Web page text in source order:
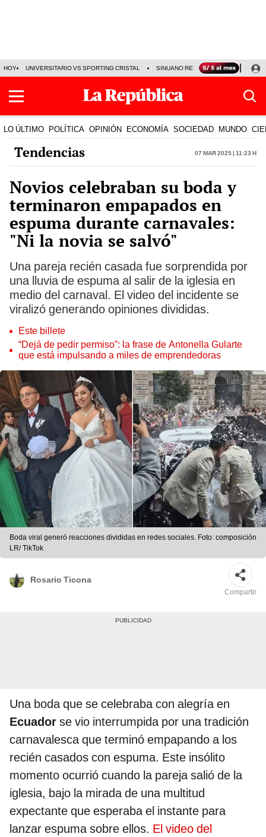
HOY UNIVERSITARIO VS SPORTING CRISTAL SINUANO RESULTADOS HOY
LO ÚLTIMO POLÍTICA OPINIÓN ECONOMÍA SOCIEDAD MUNDO
Tendencias 07 Mar 2025 | 11:23 h
Novios celebraban su boda y
terminaron empapados en
espuma durante carnavales:
"Ni la novia se salvó"
Una pareja recién casada fue sorprendida por
una lluvia de espuma al salir de la iglesia en
medio del carnaval. El video del incidente se
viralizó generando opiniones divididas.
Este billete
“Dejá de pedir permiso”: la frase de Antonella Gularte
que está impulsando a miles de emprendedoras
Boda viral generó reacciones divididas en redes sociales. Foto: composición
LR/ TikTok
Rosario Ticona
Compartir
Una boda que se celebraba con alegría en
Ecuador se vio interrumpida por una tradición
carnavalesca que terminó empapando a los
recién casados con espuma. Este insólito
momento ocurrió cuando la pareja salió de la
iglesia, bajo la mirada de una multitud
expectante que esperaba el instante para
lanzar espuma sobre ellos. El video del